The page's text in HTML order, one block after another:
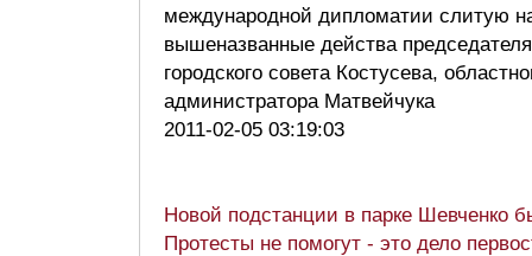
международной дипломатии слитую
вышеназванные действа
городского совета Костусева,
администратора Матвейчука
2011-02-05 03:19:03
Новой подстанции в парке Шевченко
Протесты не помогут - это дело